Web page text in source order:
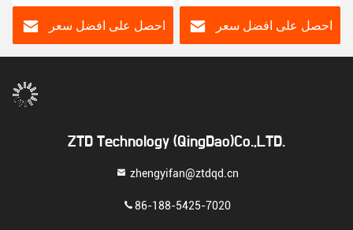
احصل على افضل سعر احصل على افضل سعر
ZTD Technology (QingDao)Co.,LTD.
zhengyifan@ztdqd.cn
86-188-5425-7020